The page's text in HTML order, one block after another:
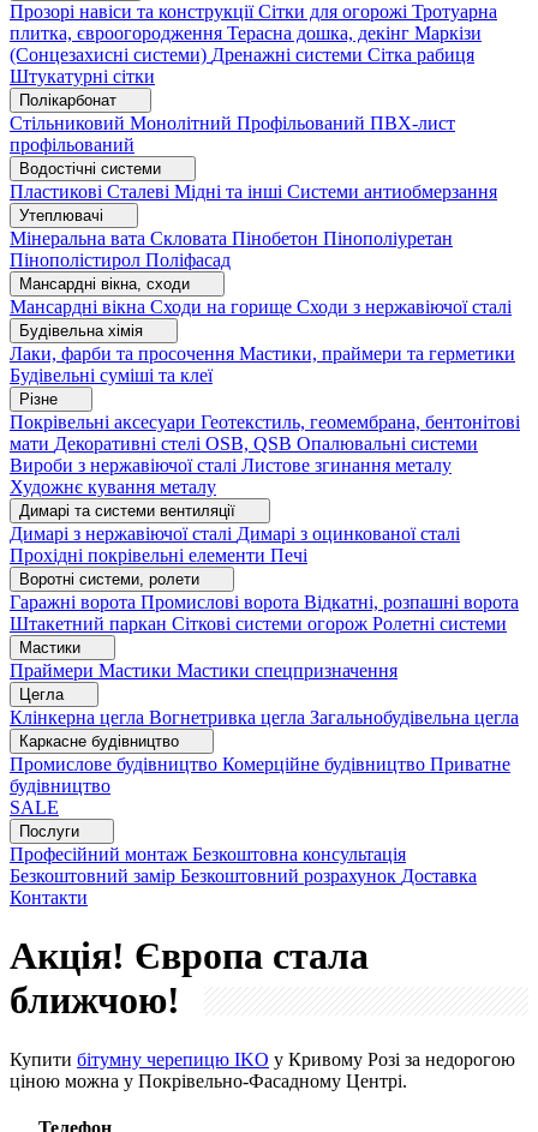
Прозорі навіси та конструкціїСітки для огорожі Тротуарна
плитка, євроогородження Терасна дошка, декінг Маркізи
(Сонцезахисні системи) Дренажні системи Сітка рабиця
Штукатурні сітки
Полікарбонат
Стільниковий Монолітний Профільований ПВХ-лист
профільований
Водостічні системи
Пластикові Сталеві Мідні та інші Системи антиобмерзання
Утеплювачі
Мінеральна вата Скловата Пінобетон Пінополіуретан
Пінополістирол Поліфасад
Мансардні вікна, сходи
Мансардні вікна Сходи на горище Сходи з нержавіючої сталі
Будівельна хімія
Лаки, фарби та просочення Мастики, праймери та герметики
Будівельні суміші та клеї
Різне
Покрівельні аксесуари Геотекстиль, геомембрана, бентонітові
мати Декоративні стелі OSB, QSB Опалювальні системи
Вироби з нержавіючої сталі Листове згинання металу
Художнє кування металу
Димарі та системи вентиляції
Димарі з нержавіючої сталі Димарі з оцинкованої сталі
Прохідні покрівельні елементи Печі
Воротні системи, ролети
Гаражні ворота Промислові ворота Відкатні, розпашні ворота
Штакетний паркан Сіткові системи огорож Ролетні системи
Мастики
Праймери Мастики Мастики спецпризначення
Цегла
Клінкерна цегла Вогнетривка цегла Загальнобудівельна цегла
Каркасне будівництво
Промислове будівництво Комерційне будівництво Приватне
будівництво
SALE
Послуги
Професійний монтаж Безкоштовна консультація
Безкоштовний замір Безкоштовний розрахунок Доставка
Контакти
Акція! Європа стала
ближчою!
Купити бітумну черепицю IKO у Кривому Розі за недорогою
ціною можна у Покрівельно-Фасадному Центрі.